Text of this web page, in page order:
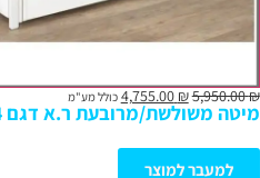
₪
5,950.00
₪
4,755.00 כולל מע"מ
מיטה משולשת/מרובעת ר.א דגם 354
למעבר למוצר